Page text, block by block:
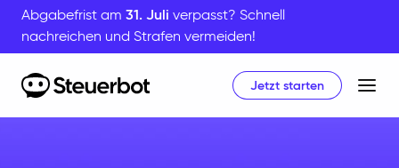
Abgabefrist am 31. Juli verpasst? Schnell
nachreichen und Strafen vermeiden!
Jetzt starten